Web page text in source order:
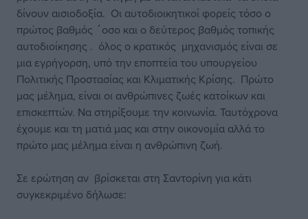
δίνουν αισιοδοξία. Οι αυτοδιοικητικοί φορείς τόσο ο
πρώτος βαθμός ΄οσο και ο δεύτερος βαθμός τοπικής
αυτοδιοίκησης . όλος ο κρατικός μηχανισμός είναι σε
μια εγρήγορση, υπό την εποπτεία του υπουργείου
Πολιτικής Προστασίας και Κλιματικής Κρίσης. Πρώτο
μας μέλημα, είναι οι ανθρώπινες ζωές κατοίκων και
επισκεπτών. Να στηρίξουμε την κοινωνία. Ταυτόχρονα
έχουμε και τη ματιά μας και στην οικονομία αλλά το
πρώτο μας μέλημα είναι η ανθρώπινη ζωή.
Σε ερώτηση αν βρίσκεται στη Σαντορίνη για κάτι
συγκεκριμένο δήλωσε: